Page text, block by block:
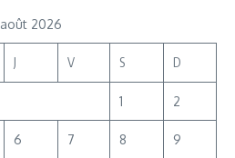
août 2026
J V S D
1 2
6 7 8 9